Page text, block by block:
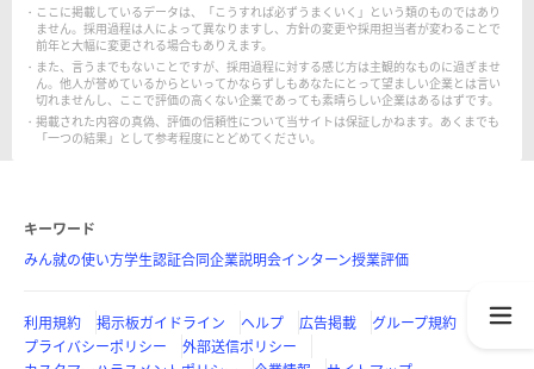
ここに掲載しているデータは、「こうすれば必ずうまくいく」という類のものではあり
ません。採用過程は人によって異なりますし、方針の変更や採用担当者が変わることで
前年と大幅に変更される場合もありえます。
また、言うまでもないことですが、採用過程に対する感じ方は主観的なものに過ぎませ
ん。他人が誉めているからといってかならずしもあなたにとって望ましい企業とは言い
切れませんし、ここで評価の高くない企業であっても素晴らしい企業はあるはずです。
掲載された内容の真偽、評価の信頼性について当サイトは保証しかねます。あくまでも
「一つの結果」として参考程度にとどめてください。
キーワード
みん就の使い方学生認証合同企業説明会インターン授業評価
利用規約 掲示板ガイドライン ヘルプ 広告掲載
グループ規約
プライバシーポリシー
外部送信ポリシー